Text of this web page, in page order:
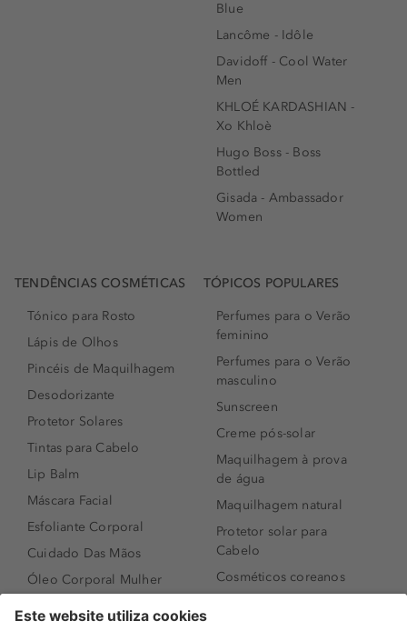
Blue
Lancôme - Idôle
Davidoff - Cool Water
Men
KHLOÉ KARDASHIAN -
Xo Khloè
Hugo Boss - Boss
Bottled
Gisada - Ambassador
Women
TENDÊNCIAS COSMÉTICAS
Tónico para Rosto
Lápis de Olhos
Pincéis de Maquilhagem
Desodorizante
Protetor Solares
Tintas para Cabelo
Lip Balm
Máscara Facial
Esfoliante Corporal
Cuidado Das Mãos
Óleo Corporal Mulher
TÓPICOS POPULARES
Perfumes para o Verão
feminino
Perfumes para o Verão
masculino
Sunscreen
Creme pós-solar
Maquilhagem à prova
de água
Maquilhagem natural
Protetor solar para
Cabelo
Cosméticos coreanos